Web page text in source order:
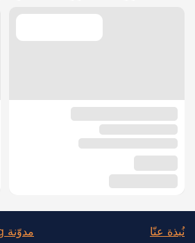
نُبذة عنّا
مدوّنة Halalbooking